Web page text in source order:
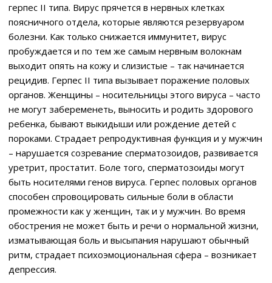
герпес II типа. Вирус прячется в нервных клетках
поясничного отдела, которые являются резервуаром
болезни. Как только снижается иммунитет, вирус
пробуждается и по тем же самым нервным волокнам
выходит опять на кожу и слизистые – так начинается
рецидив. Герпес II типа вызывает поражение половых
органов. Женщины – носительницы этого вируса – часто
не могут забеременеть, выносить и родить здорового
ребенка, бывают выкидыши или рождение детей с
пороками. Страдает репродуктивная функция и у мужчин
– нарушается созревание сперматозоидов, развивается
уретрит, простатит. Боле того, сперматозоиды могут
быть носителями генов вируса. Герпес половых органов
способен спровоцировать сильные боли в области
промежности как у женщин, так и у мужчин. Во время
обострения не может быть и речи о нормальной жизни,
изматывающая боль и высыпания нарушают обычный
ритм, страдает психоэмоциональная сфера – возникает
депрессия.